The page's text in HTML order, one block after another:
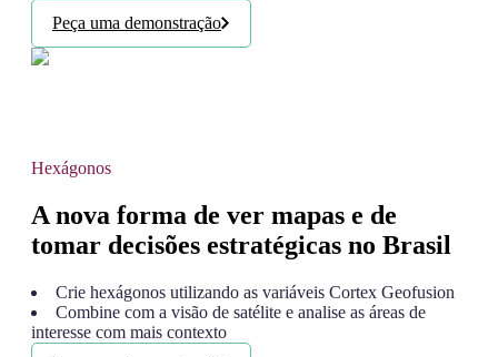
Peça uma demonstração
Hexágonos
A nova forma de ver mapas e de
tomar decisões estratégicas no Brasil
Crie hexágonos utilizando as variáveis Cortex Geofusion
Combine com a visão de satélite e analise as áreas de
interesse com mais contexto